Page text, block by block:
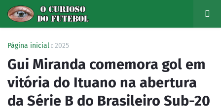
Página inicial 2025
Gui Miranda comemora gol em
vitória do Ituano na abertura
da Série B do Brasileiro Sub-20